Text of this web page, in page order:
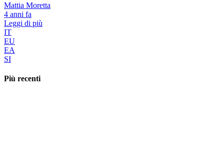
Mattia Moretta
4 anni fa
Leggi di più
IT
EU
EA
SI
Più recenti